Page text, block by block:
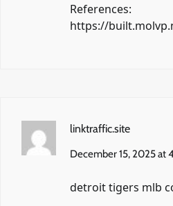
References:
https://
linktraffic.site
December 15, 2025 at
detroit tigers mlb